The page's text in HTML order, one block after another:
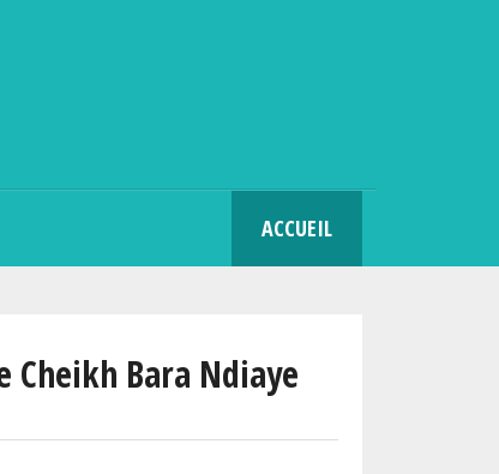
ACCUEIL
Bara Ndiaye